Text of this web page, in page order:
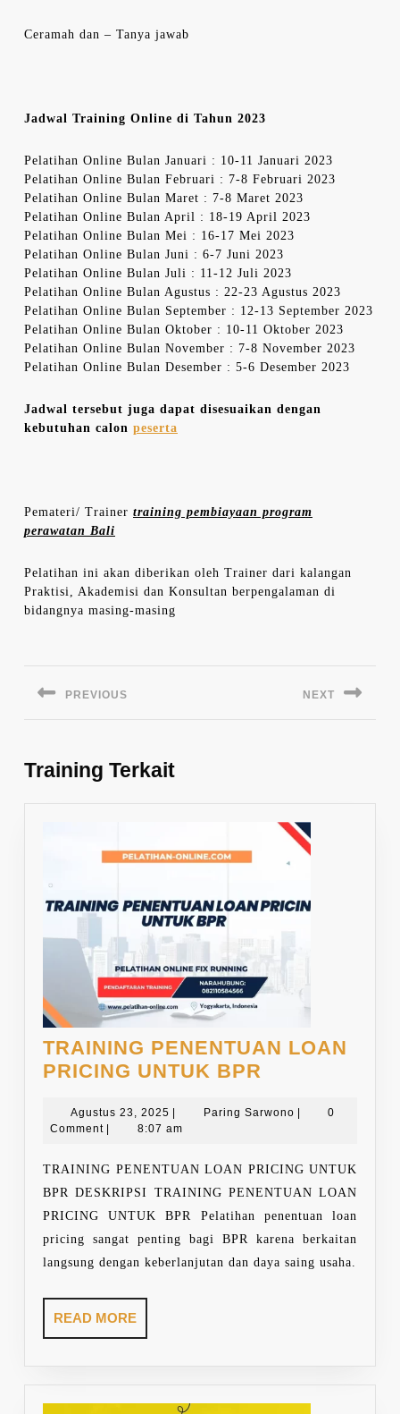
Ceramah dan – Tanya jawab
Jadwal Training Online di Tahun 2023
Pelatihan Online Bulan Januari : 10-11 Januari 2023
Pelatihan Online Bulan Februari : 7-8 Februari 2023
Pelatihan Online Bulan Maret : 7-8 Maret 2023
Pelatihan Online Bulan April : 18-19 April 2023
Pelatihan Online Bulan Mei : 16-17 Mei 2023
Pelatihan Online Bulan Juni : 6-7 Juni 2023
Pelatihan Online Bulan Juli : 11-12 Juli 2023
Pelatihan Online Bulan Agustus : 22-23 Agustus 2023
Pelatihan Online Bulan September : 12-13 September 2023
Pelatihan Online Bulan Oktober : 10-11 Oktober 2023
Pelatihan Online Bulan November : 7-8 November 2023
Pelatihan Online Bulan Desember : 5-6 Desember 2023
Jadwal tersebut juga dapat disesuaikan dengan
kebutuhan calon peserta
Pemateri/ Trainer training pembiayaan program
perawatan Bali
Pelatihan ini akan diberikan oleh Trainer dari kalangan
Praktisi, Akademisi dan Konsultan berpengalaman di
bidangnya masing-masing
PREVIOUS NEXT
Training Terkait
TRAINING PENENTUAN LOAN
PRICING UNTUK BPR
LOAN
UNTUK
BPR
Agustus 23, 2025 Agustus
23,
Paring SarwonoParing0
Comment
8:07 am
TRAINING PENENTUAN LOAN PRICING UNTUK
BPR DESKRIPSI TRAINING PENENTUAN LOAN
PRICING UNTUK BPR Pelatihan penentuan loan
pricing sangat penting bagi BPR karena berkaitan
langsung dengan keberlanjutan dan daya saing usaha.
READ MOREREAD
MORE